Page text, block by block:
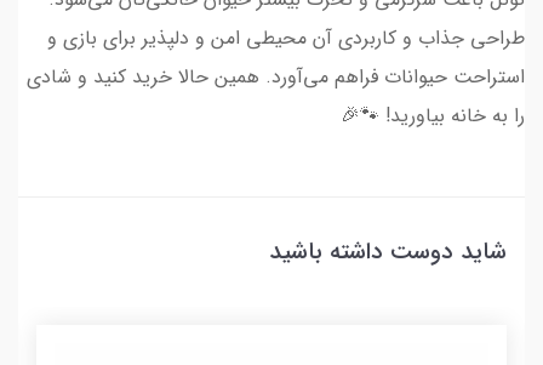
طراحی جذاب و کاربردی آن محیطی امن و دلپذیر برای بازی و
استراحت حیوانات فراهم می‌آورد. همین حالا خرید کنید و شادی
را به خانه بیاورید! 🐾🎉
شاید دوست داشته باشید